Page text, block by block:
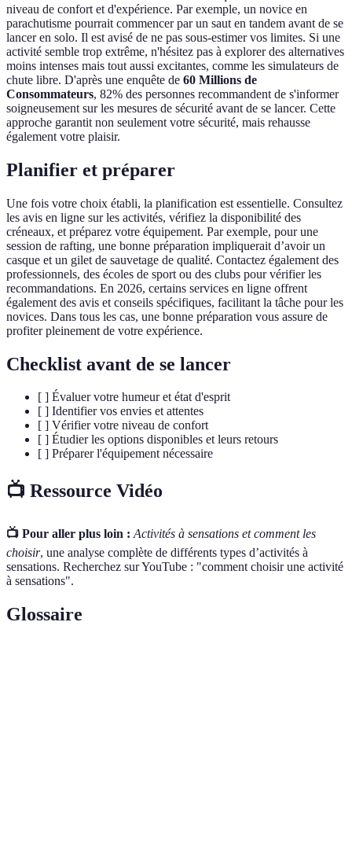
niveau de confort et d'expérience. Par exemple, un novice en
parachutisme pourrait commencer par un saut en tandem avant de se
lancer en solo. Il est avisé de ne pas sous-estimer vos limites. Si une
activité semble trop extrême, n'hésitez pas à explorer des alternatives
moins intenses mais tout aussi excitantes, comme les simulateurs de
chute libre. D'après une enquête de 60 Millions de
Consommateurs, 82% des personnes recommandent de s'informer
soigneusement sur les mesures de sécurité avant de se lancer. Cette
approche garantit non seulement votre sécurité, mais rehausse
également votre plaisir.
Planifier et préparer
Une fois votre choix établi, la planification est essentielle. Consultez
les avis en ligne sur les activités, vérifiez la disponibilité des
créneaux, et préparez votre équipement. Par exemple, pour une
session de rafting, une bonne préparation impliquerait d’avoir un
casque et un gilet de sauvetage de qualité. Contactez également des
professionnels, des écoles de sport ou des clubs pour vérifier les
recommandations. En 2026, certains services en ligne offrent
également des avis et conseils spécifiques, facilitant la tâche pour les
novices. Dans tous les cas, une bonne préparation vous assure de
profiter pleinement de votre expérience.
Checklist avant de se lancer
[ ] Évaluer votre humeur et état d'esprit
[ ] Identifier vos envies et attentes
[ ] Vérifier votre niveau de confort
[ ] Étudier les options disponibles et leurs retours
[ ] Préparer l'équipement nécessaire
📺 Ressource Vidéo
📺 Pour aller plus loin : Activités à sensations et comment les
choisir, une analyse complète de différents types d’activités à
sensations. Recherchez sur YouTube : "comment choisir une activité
à sensations".
Glossaire